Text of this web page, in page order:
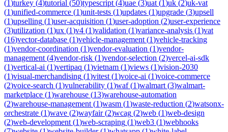
(1)turkey (4)tutorial (50)typescript (4)uae (3)uat (1)uk (2)uk-vat
(1)unified-commerce (1)unit-tests (1)updates (1)upgrade (3)upsell
(1)upselling (1)user-acquisition (1)user-adoption (2)user-experience
(3)utilization (1)ux (1)v4 (1)validation (1)variance-analysis (1)vat
(16)vector-database (1)vehicle-management (1)vehicle-tracking
(1)vendor-coordination (1)vendor-evaluation (1)vendor-
management (4)vendor-risk (1)vendor-selection (2)vercel-ai-sdk
(1)vertical-ai (1)vertipaq (1)vietnam (1)views (1)vision-2030
(1)visual-merchandising (1)vitest (1)voice-ai (1)voice-commerce
(2)voice-search (1)vulnerability (1)waf(1)walmart (3)walmart-
marketplace (1)warehouse (13)warehouse-automation
(2)warehouse-management (1)wasm (1)waste-reduction (2)watsonx-
orchestrate (1)wave (2)wayfair(2)wcag (2)web (1)web-design
(2)web-development (1)web-scraping (1)web3 (1)webhooks